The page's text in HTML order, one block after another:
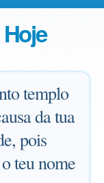
templo
da tua
pois
teu nome